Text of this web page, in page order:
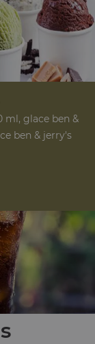
ml, glace ben &
ben & jerry's